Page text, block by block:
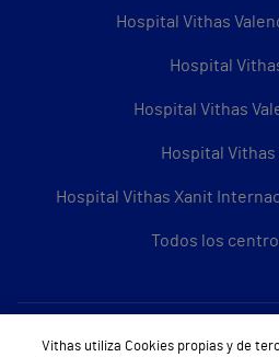
Hospital Vithas
Hospital
Hospital Vithas
Hospital
Hospital Vithas Xanit
Todos los
Sobre
Vithas utiliza Cookies propias y de